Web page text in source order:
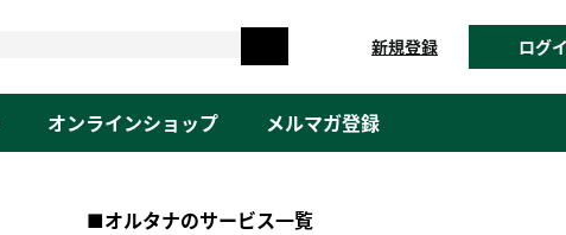
新規登録 ログ
オンラインショップ メルマガ登録
■オルタナのサービス一覧